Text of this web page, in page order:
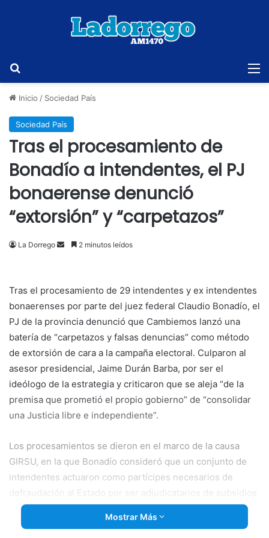
Inicio / Sociedad País
Sociedad País
Tras el procesamiento de
Bonadío a intendentes, el PJ
bonaerense denunció
“extorsión” y “carpetazos”
La Dorrego
Send2 minutos leídos
Tras el procesamiento de 29 intendentes y ex intendentes
bonaerenses por parte del juez federal Claudio Bonadío, el
PJ de la provincia denunció que Cambiemos lanzó una
batería de “carpetazos y falsas denuncias” como método
de extorsión de cara a la campaña electoral. Culparon al
asesor presidencial, Jaime Durán Barba, por ser el
ideólogo de la estrategia y criticaron que se aleja “de la
premisa que prometió el propio gobierno” de “consolidar
una Justicia libre e independiente”.
Los procesamientos se dieron en el marco de la causa
GIRSU, en la que Bonadío consideró que un conjunto de
intendentes actuaron como partícipes necesarios de
defraudación al Estado por ser adjudicatarios de subsidios
provenientes del Ministerio de Medio Ambiente de la
Nación, hoy Secretaría, durante el periodo 2013-2015.
Mostrar Más